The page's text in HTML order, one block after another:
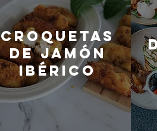
Croquetas
de jamón
ibérico